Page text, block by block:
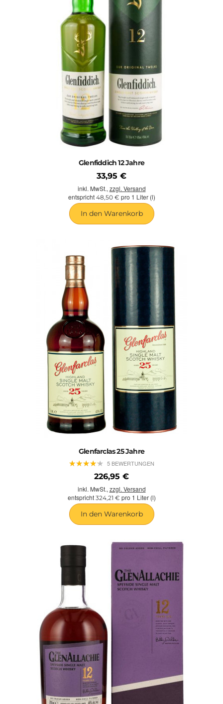
Glenfiddich 12 Jahre
33,95 €
inkl. MwSt., zzgl. Versand
entspricht 48,50 € pro 1 Liter (l)
In den Warenkorb
Glenfarclas 25 Jahre
★★★★★
★★★★★ 5 BEWERTUNGEN
226,95 €
inkl. MwSt., zzgl. Versand
entspricht 324,21 € pro 1 Liter (l)
In den Warenkorb